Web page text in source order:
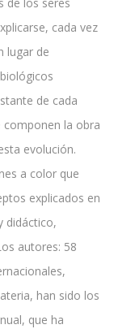
cada vez
lugar de
de cada
la obra
evolución.
a color que
explicados en
didáctico,
autores: 58
han sido los
que ha